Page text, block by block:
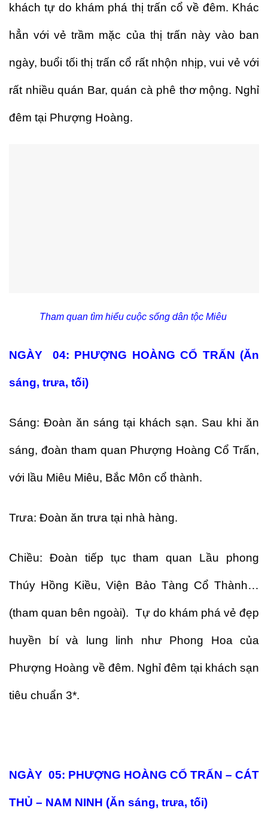
khách tự do khám phá thị trấn cổ về đêm. Khác
hẳn với vẻ trầm mặc của thị trấn này vào ban
ngày, buổi tối thị trấn cổ rất nhộn nhịp, vui vẻ với
rất nhiều quán Bar, quán cà phê thơ mộng. Nghỉ
đêm tại Phượng Hoàng.
Tham quan tìm hiểu cuộc sống dân tộc Miêu
NGÀY 04: PHƯỢNG HOÀNG CỔ TRẤN (Ăn
sáng, trưa, tối)
Sáng: Đoàn ăn sáng tại khách sạn. Sau khi ăn
sáng, đoàn tham quan Phượng Hoàng Cổ Trấn,
với lầu Miêu Miêu, Bắc Môn cổ thành.
Trưa: Đoàn ăn trưa tại nhà hàng.
Chiều: Đoàn tiếp tục tham quan Lầu phong
Thúy Hồng Kiều, Viện Bảo Tàng Cổ Thành…
(tham quan bên ngoài). Tự do khám phá vẻ đẹp
huyền bí và lung linh như Phong Hoa của
Phượng Hoàng về đêm. Nghỉ đêm tại khách sạn
tiêu chuẩn 3*.
NGÀY 05: PHƯỢNG HOÀNG CỔ TRẤN – CÁT
THỦ – NAM NINH (Ăn sáng, trưa, tối)